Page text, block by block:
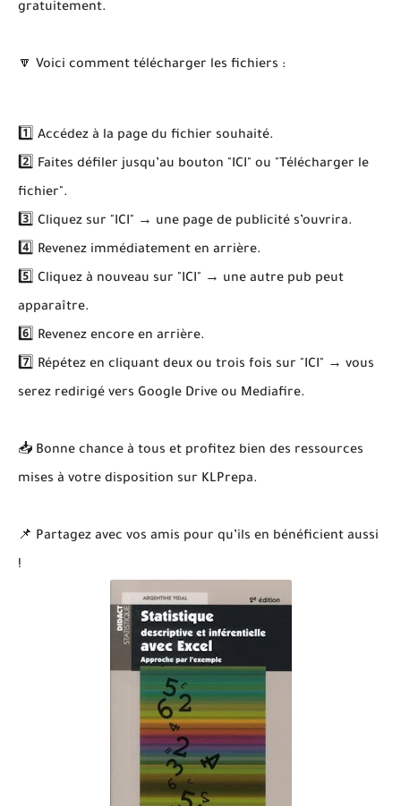
gratuitement.
🔽 Voici comment télécharger les fichiers :
1️⃣ Accédez à la page du fichier souhaité.
2️⃣ Faites défiler jusqu’au bouton "ICI" ou "Télécharger le
fichier".
3️⃣ Cliquez sur "ICI" → une page de publicité s’ouvrira.
4️⃣ Revenez immédiatement en arrière.
5️⃣ Cliquez à nouveau sur "ICI" → une autre pub peut
apparaître.
6️⃣ Revenez encore en arrière.
7️⃣ Répétez en cliquant deux ou trois fois sur "ICI" → vous
serez redirigé vers Google Drive ou Mediafire.
📥 Bonne chance à tous et profitez bien des ressources
mises à votre disposition sur KLPrepa.
📌 Partagez avec vos amis pour qu’ils en bénéficient aussi
!